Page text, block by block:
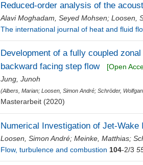
Reduced-order analysis of the
Alavi Moghadam, Seyed Mohsen;Loosen,
The international journal of heat and fluid
Development of a fully coupled
backward facing step flow
[Open
Jung, Junoh
(Albers, Marian;Loosen, Simon André;Schröder,
Masterarbeit (2020)
Numerical Investigation of Jet-
Loosen, Simon André;Meinke, Matthias;
Flow, turbulence and combustion 104-2/3